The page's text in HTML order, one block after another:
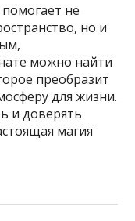
не
но и
можно найти
преобразит
для жизни.
и доверять
магия